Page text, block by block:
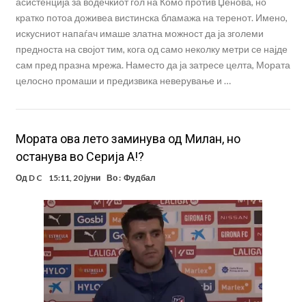
кратко потоа доживеа вистинска бламажа на теренот. Имено,
искусниот напаѓач имаше златна можност да ја зголеми
предноста на својот тим, кога од само неколку метри се најде
сам пред празна мрежа. Наместо да ја затресе целта, Мората
целосно промаши и предизвика неверување и …
Мората ова лето заминува од Милан, но
останува во Серија А!?
Од D C 15:11, 20 јуни Во : Фудбал